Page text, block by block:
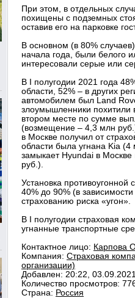
При этом, в отдельных
похищены с подземных
оставив его на парковке
В основном (в 80%
начала года, были белого
интересовали серые или
В I полугодии 2021 года
области, 52% – в других
автомобилем был Land
злоумышленники похитили
втором месте по сумме
(возмещение – 4,3 млн
в Москве получил от
области была угнана Kia
замыкает Hyundai в
руб.).
Установка противоугонной
40% до 90% (в
страхованию риска «угон».
В I полугодии страховая
угнанные транспортные
Контактное лицо: Карпова
Компания: Страховая
организации)
Добавлен: 20:22,
Количество просмотров:
Страна: Россия